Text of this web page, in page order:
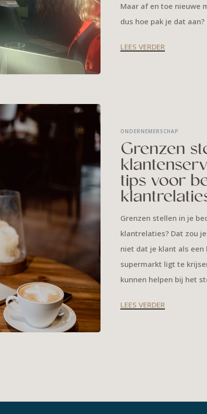
Maar af en toe nieuwe
dus hoe pak je dat aan?
LEES VERDER
Grenzen
tips voor
ONDERNEMERSCHAP
Grenzen stellen in je
klantrelaties? Dat zou
niet dat je klant als een
supermarkt ligt te
kunnen helpen bij het
LEES VERDER